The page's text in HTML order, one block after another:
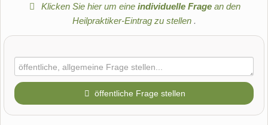
Klicken Sie hier um eineindividuelle Frage an den
Heilpraktiker-Eintrag zu stellen .
öffentliche Frage stellen